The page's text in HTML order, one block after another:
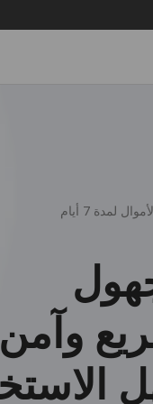
لمدة 7 أيام
وآمن